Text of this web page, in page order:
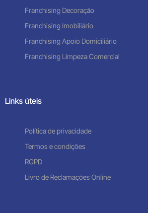
Franchising Decoração
Franchising Imobiliário
Franchising Apoio Domiciliário
Franchising Limpeza Comercial
Links úteis
Política de privacidade
Termos e condições
RGPD
Livro de Reclamações Online